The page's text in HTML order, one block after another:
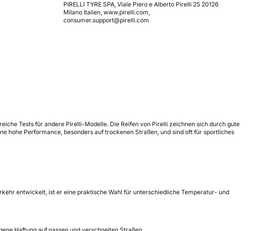
PIRELLI TYRE SPA, Viale Piero e Alberto Pirelli 25 20126
Milano Italien, www.pirelli.com,
consumer.support@pirelli.com
Tests für andere Pirelli-Modelle. Die Reifen von Pirelli zeichnen sich durch gute
hohe Performance, besonders auf trockenen Straßen, und sind oft für sportliches
entwickelt, ist er eine praktische Wahl für unterschiedliche Temperatur- und